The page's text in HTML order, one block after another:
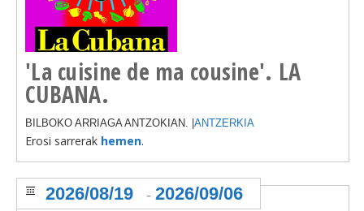
'La cuisine de ma cousine'. LA
CUBANA.
BILBOKO ARRIAGA ANTZOKIAN. | ANTZERKIA
Erosi sarrerak hemen.
2026/08/19 - 2026/09/06